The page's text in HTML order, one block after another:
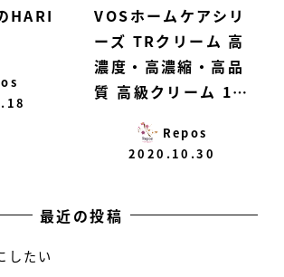
HARI
VOSホームケアシリ
ーズ TRクリーム 高
濃度・高濃縮・高品
質 高級クリーム 1…
Repos
2020.10.30
最近の投稿
したい